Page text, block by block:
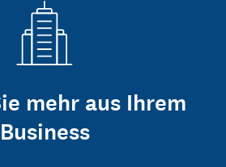
mehr aus Ihrem
Business